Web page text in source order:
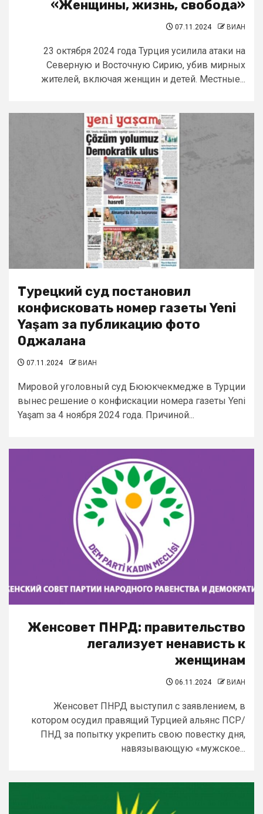
«Женщины, жизнь, свобода»
07.11.2024 ВИАН
23 октября 2024 года Турция усилила атаки на
Северную и Восточную Сирию, убив мирных
жителей, включая женщин и детей. Местные...
Турецкий суд постановил
конфисковать номер газеты Yeni
Yaşam за публикацию фото
Оджалана
07.11.2024 ВИАН
Мировой уголовный суд Бююкчекмедже в Турции
вынес решение о конфискации номера газеты Yeni
Yaşam за 4 ноября 2024 года. Причиной...
Женсовет ПНРД: правительство
легализует ненависть к
женщинам
06.11.2024 ВИАН
Женсовет ПНРД выступил с заявлением, в
котором осудил правящий Турцией альянс ПСР/
ПНД за попытку укрепить свою повестку дня,
навязывающую «мужское...